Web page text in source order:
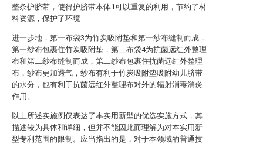
整条护脐带，使得护脐带本体1可以重复的利用，节约了材
料资源，保护了环境
进一步地，第一布袋3为竹炭吸附垫和第一纱布缝制而成，
第一纱布包裹住竹炭吸附垫，第二布袋4为抗菌远红外整理
布和第二纱布缝制而成，第二纱布包裹住抗菌远红外整理
布，纱布更加透气，纱布有利于竹炭吸附垫吸附幼儿脐带
的水分，也有利于抗菌远红外整理布对外的辐射消毒消炎
作用。
以上所述实施例仅表达了本实用新型的优选实施方式，其
描述较为具体和详细，但并不能因此而理解为对本实用新
型专利范围的限制。应当指出的是，对于本领域的普通技